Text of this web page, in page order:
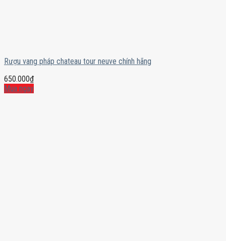
Rượu vang pháp chateau tour neuve chính hãng
650.000₫
Mua ngay